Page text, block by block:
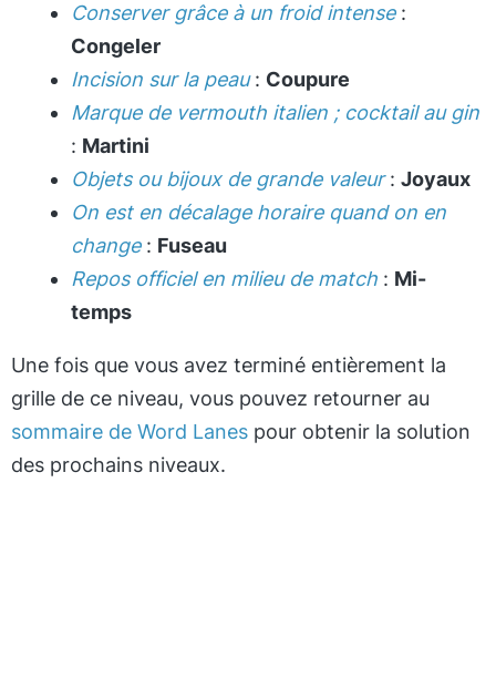
Conserver grâce à un froid intense:
Congeler
Incision sur la peau: Coupure
Marque de vermouth italien ; cocktail au gin
: Martini
Objets ou bijoux de grande valeur: Joyaux
On est en décalage horaire quand on en
change: Fuseau
Repos officiel en milieu de match : Mi-
temps
Une fois que vous avez terminé entièrement la
grille de ce niveau, vous pouvez retourner au
sommaire de Word Lanes pour obtenir la solution
des prochains niveaux.